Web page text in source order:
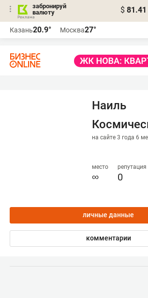
забронируй
валюту
$ 81.41
Казань20.9° Москва27°
Наиль
на сайте 3 года 6
место
∞
репутация
0
личные данные
комментарии